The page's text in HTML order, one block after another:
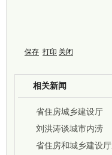
保存 打印 关闭
相关新闻
省住房城乡建设厅
刘洪涛谈城市内涝
省住房和城乡建设